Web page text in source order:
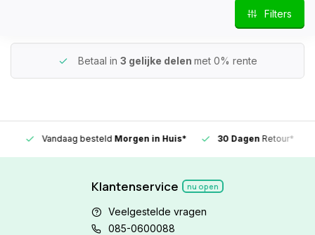
Filters
Betaal in 3 gelijke delen met 0% rente
Vandaag besteldMorgen in Huis* 30 DagenRetour*
Klantenservice nu open
Veelgestelde vragen
085-0600088